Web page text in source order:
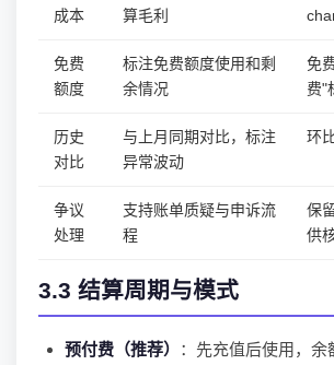
成本
算毛利
免费
额度
标注免费额度使用和剩
余情况
免
费"
历史
对比
与上月同期对比，标注
异常波动
环
争议
处理
支持账单质疑与申诉流
程
保
供
3.3 结算周期与模式
预付费（推荐）
：先充值后使用，余